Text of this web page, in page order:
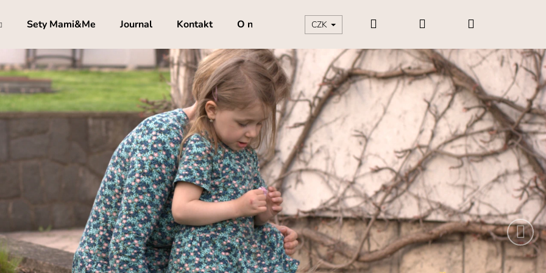
Sety Mami&Me Journal Kontakt O nás CZK Přihlášení
košík
Následující
Co potřebujete najít?
HLEDAT
Doporučujeme